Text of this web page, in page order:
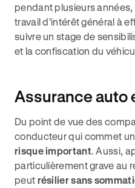
pendant plusieurs années,
travail d’intérêt général à
suivre un stage de
et la confiscation du
Assurance auto
Du point de vue des
conducteur qui commet
risque important. Aussi,
particulièrement grave au
peut résilier sans